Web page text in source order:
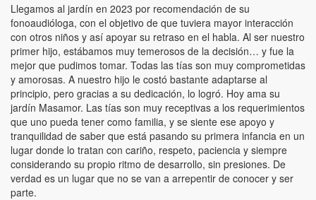
Llegamos al jardín en 2023 por recomendación de su
fonoaudióloga, con el objetivo de que tuviera mayor interacción
con otros niños y así apoyar su retraso en el habla. Al ser nuestro
primer hijo, estábamos muy temerosos de la decisión… y fue la
mejor que pudimos tomar. Todas las tías son muy comprometidas
y amorosas. A nuestro hijo le costó bastante adaptarse al
principio, pero gracias a su dedicación, lo logró. Hoy ama su
jardín Masamor. Las tías son muy receptivas a los requerimientos
que uno pueda tener como familia, y se siente ese apoyo y
tranquilidad de saber que está pasando su primera infancia en un
lugar donde lo tratan con cariño, respeto, paciencia y siempre
considerando su propio ritmo de desarrollo, sin presiones. De
verdad es un lugar que no se van a arrepentir de conocer y ser
parte.